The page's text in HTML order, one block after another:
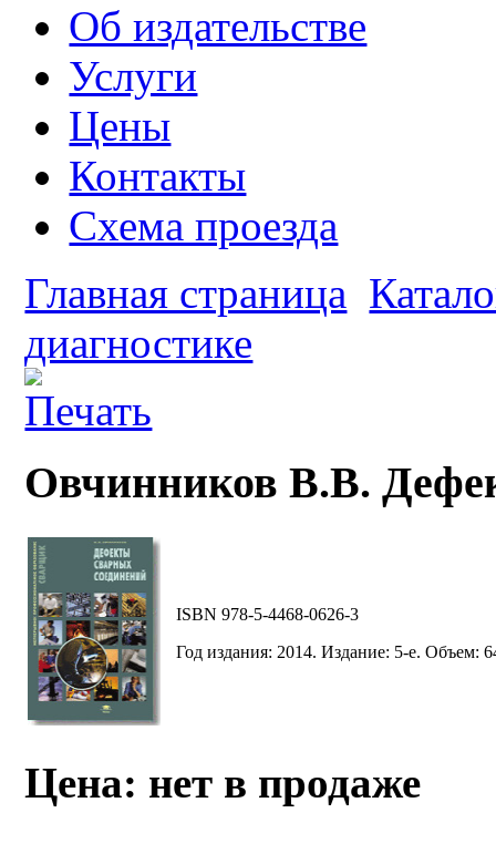
Об издательстве
Услуги
Цены
Контакты
Схема проезда
Главная страница
диагностике
Овчинников В.В.
ISBN 978-5-4468-0626-3
Год издания: 2014. Издание: 5-е. Объем:
Цена: нет в продаже